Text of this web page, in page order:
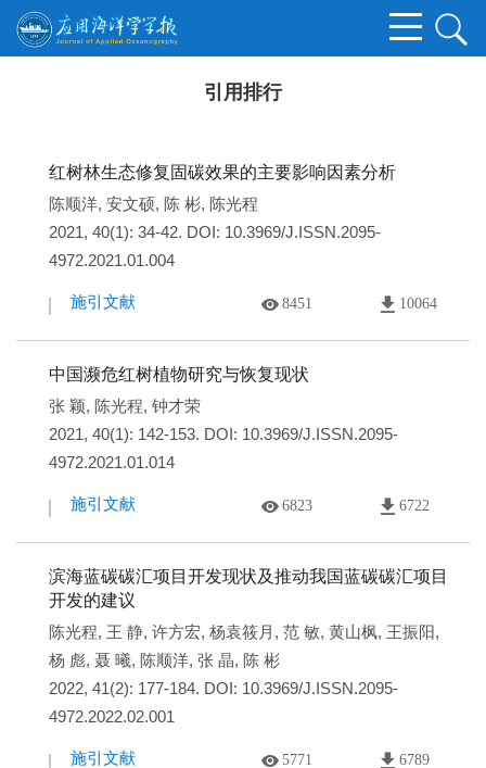
引用排行
红树林生态修复固碳效果的主要影响因素分析
陈顺洋, 安文硕, 陈 彬, 陈光程
2021, 40(1): 34-42. DOI: 10.3969/J.ISSN.2095-
4972.2021.01.004
施引文献 8451 10064
中国濒危红树植物研究与恢复现状
张 颖, 陈光程, 钟才荣
2021, 40(1): 142-153. DOI: 10.3969/J.ISSN.2095-
4972.2021.01.014
施引文献 6823 6722
滨海蓝碳碳汇项目开发现状及推动我国蓝碳碳汇项目
开发的建议
陈光程, 王 静, 许方宏, 杨袁筱月 , 范 敏, 黄山枫, 王振阳,
杨 彪, 聂 曦, 陈顺洋, 张 晶, 陈 彬
2022, 41(2): 177-184. DOI: 10.3969/J.ISSN.2095-
4972.2022.02.001
施引文献 5771 6789